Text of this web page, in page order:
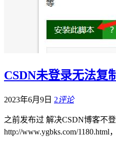
CSDN未登录无法复
2023年6月9日 2评论
之前发布过 解决CSDN博客不
http://www.ygbks.com/1180.html